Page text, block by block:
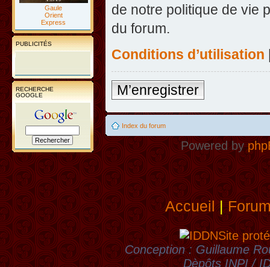
Gaule
Orient
Express
PUBLICITÉS
RECHERCHE
GOOGLE
de notre politique de vie
du forum.
Conditions d’utilisation
M’enregistrer
Index du forum
Powered by
Accueil|
Site
Conception : Guillaume
Dèpôts INPI /